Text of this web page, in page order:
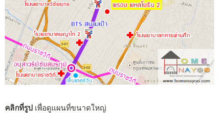
คลิกที่รูป เพื่อดูแผนที่ขนาดใหญ่